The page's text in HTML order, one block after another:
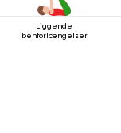
Liggende
benforlængelser